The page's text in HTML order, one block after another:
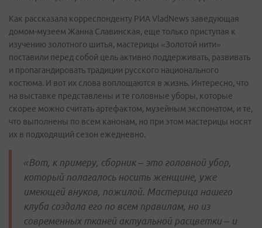
Как рассказала корреспонденту РИА VladNews заведующая
домом-музеем Жанна Славинская, еще только приступая к
изучению золотного шитья, мастерицы «Золотой нити»
поставили перед собой цель активно поддерживать, развивать
и пропагандировать традиции русского национального
костюма. И вот их слова воплощаются в жизнь. Интересно, что
на выставке представлены и те головные уборы, которые
скорее можно считать артефактом, музейным экспонатом, и те,
что выполнены по всем канонам, но при этом мастерицы носят
их в подходящий сезон ежедневно.
«Вот, к примеру, сборник – это головной убор,
который полагалось носить женщине, уже
имеющей внуков, пожилой. Мастерица нашего
клуба создала его по всем правилам, но из
современных тканей актуальной расцветки – и